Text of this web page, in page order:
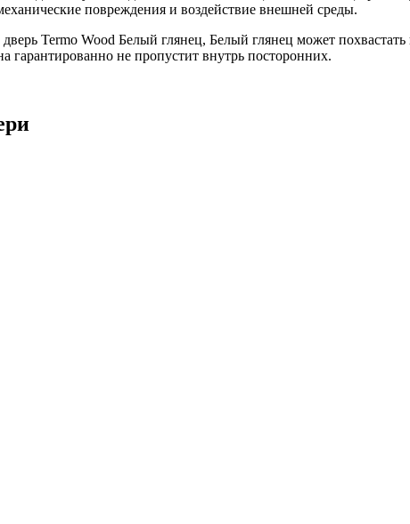
повреждения и воздействие внешней среды.
Termo Wood Белый глянец, Белый глянец может
гарантированно не пропустит внутрь посторонних.